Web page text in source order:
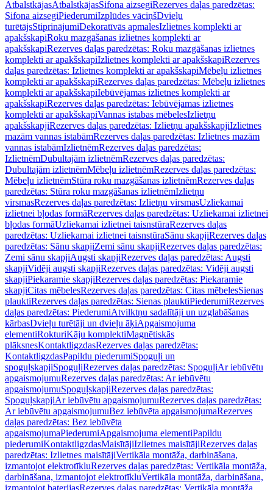
AtbalstkājasAtbalstkājasSifona aizsegiRezerves daļas paredzētas:
Sifona aizsegiPiederumiIzplūdes vāciņšDvieļu
turētājsStiprinājumiDekoratīvās apmalesIzlietnes komplekti ar
apakšskapiRoku mazgāšanas izlietnes komplekti ar
apakšskapiRezerves daļas paredzētas: Roku mazgāšanas izlietnes
komplekti ar apakšskapiIzlietnes komplekti ar apakšskapiRezerves
daļas paredzētas: Izlietnes komplekti ar apakšskapiMēbeļu izlietnes
komplekti ar apakšskapiRezerves daļas paredzētas: Mēbeļu izlietnes
komplekti ar apakšskapiIebūvējamas izlietnes komplekti ar
apakšskapiRezerves daļas paredzētas: Iebūvējamas izlietnes
komplekti ar apakšskapiVannas istabas mēbelesIzlietņu
apakšskapjiRezerves daļas paredzētas: Izlietņu apakšskapjiIzlietnes
mazām vannas istabāmRezerves daļas paredzētas: Izlietnes mazām
vannas istabāmIzlietnēmRezerves daļas paredzētas:
IzlietnēmDubultajām izlietnēmRezerves daļas paredzētas:
Dubultajām izlietnēmMēbeļu izlietnēmRezerves daļas paredzētas:
Mēbeļu izlietnēmStūra roku mazgāšanas izlietnēmRezerves daļas
paredzētas: Stūra roku mazgāšanas izlietnēmIzlietņu
virsmasRezerves daļas paredzētas: Izlietņu virsmasUzliekamai
izlietnei bļodas formāRezerves daļas paredzētas: Uzliekamai izlietnei
bļodas formāUzliekamai izlietnei taisnstūraRezerves daļas
paredzētas: Uzliekamai izlietnei taisnstūraSānu skapjiRezerves daļas
paredzētas: Sānu skapjiZemi sānu skapjiRezerves daļas paredzētas:
Zemi sānu skapjiAugsti skapjiRezerves daļas paredzētas: Augsti
skapjiVidēji augsti skapjiRezerves daļas paredzētas: Vidēji augsti
skapjiPiekaramie skapjiRezerves daļas paredzētas: Piekaramie
skapjiCitas mēbelesRezerves daļas paredzētas: Citas mēbelesSienas
plauktiRezerves daļas paredzētas: Sienas plauktiPiederumiRezerves
daļas paredzētas: PiederumiAtvilktņu sadalītāji un uzglabāšanas
kārbasDvieļu turētāji un dvieļu āķiApgaismojuma
elementiRokturiKāju komplektiMagnētiskās
plāksnesKontaktligzdasRezerves daļas paredzētas:
KontaktligzdasPapildu piederumiSpoguļi un
spoguļskapjiSpoguļiRezerves daļas paredzētas: SpoguļiAr iebūvētu
apgaismojumuRezerves daļas paredzētas: Ar iebūvētu
apgaismojumuSpoguļskapjiRezerves daļas paredzētas:
SpoguļskapjiAr iebūvētu apgaismojumuRezerves daļas paredzētas:
Ar iebūvētu apgaismojumuBez iebūvēta apgaismojumaRezerves
daļas paredzētas: Bez iebūvēta
apgaismojumaPiederumiApgaismojuma elementiPapildu
piederumiKontaktligzdasMaisītājiIzlietnes maisītājiRezerves daļas
paredzētas: Izlietnes maisītājiVertikāla montāža, darbināšana,
izmantojot elektrotīkluRezerves daļas paredzētas: Vertikāla montāža,
darbināšana, izmantojot elektrotīkluVertikāla montāža, darbināšana,
izmantojot baterijasRezerves daļas paredzētas: Vertikāla montāža,